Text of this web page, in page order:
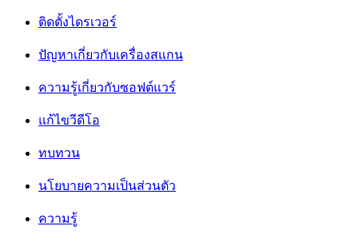
ติดตั้งไดรเวอร์
ปัญหาเกี่ยวกับเครื่องสแกน
ความรู้เกี่ยวกับซอฟต์แวร์
แก้ไขวีดีโอ
ทบทวน
นโยบายความเป็นส่วนตัว
ความรู้